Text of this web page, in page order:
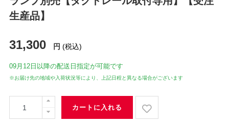
生産品】
31,300 円 (税込)
09月12日 以降の配送日指定が可能です
※お届け先の地域や入荷状況等により、上記日程と異なる場合がございます
カートに入れる